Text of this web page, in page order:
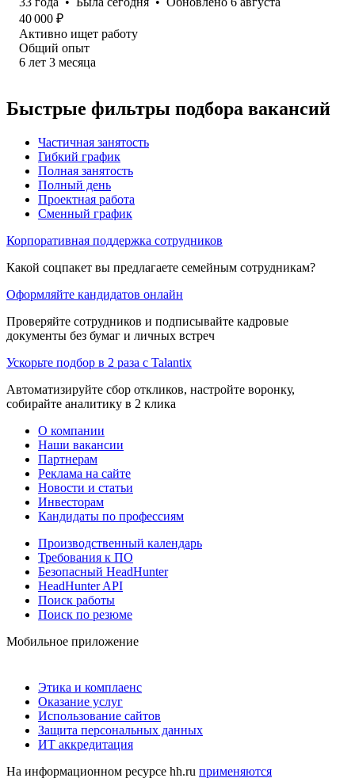
40 000 ₽
Активно ищет работу
Общий опыт
6 лет 3 месяца
Быстрые фильтры подбора вакансий
Частичная занятость
Гибкий график
Полная занятость
Полный день
Проектная работа
Сменный график
Корпоративная поддержка сотрудников
Какой соцпакет вы предлагаете семейным сотрудникам?
Оформляйте кандидатов онлайн
Проверяйте сотрудников и подписывайте кадровые
документы без бумаг и личных встреч
Ускорьте подбор в 2 раза с Talantix
Автоматизируйте сбор откликов, настройте воронку,
собирайте аналитику в 2 клика
О компании
Наши вакансии
Партнерам
Реклама на сайте
Новости и статьи
Инвесторам
Кандидаты по профессиям
Производственный календарь
Требования к ПО
Безопасный HeadHunter
HeadHunter API
Поиск работы
Поиск по резюме
Мобильное приложение
Этика и комплаенс
Оказание услуг
Использование сайтов
Защита персональных данных
ИТ аккредитация
На информационном ресурсе hh.ru применяются